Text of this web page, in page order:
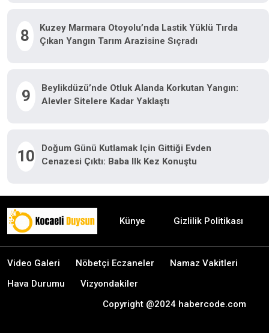
8
Kuzey Marmara Otoyolu’nda Lastik Yüklü Tırda
Çıkan Yangın Tarım Arazisine Sıçradı
9
Beylikdüzü’nde Otluk Alanda Korkutan Yangın:
Alevler Sitelere Kadar Yaklaştı
10
Doğum Günü Kutlamak Için Gittiği Evden
Cenazesi Çıktı: Baba Ilk Kez Konuştu
Künye Gizlilik Politikası
Video Galeri Nöbetçi Eczaneler
Namaz Vakitleri
Hava Durumu
Vizyondakiler
Copyright @2024 habercode.com